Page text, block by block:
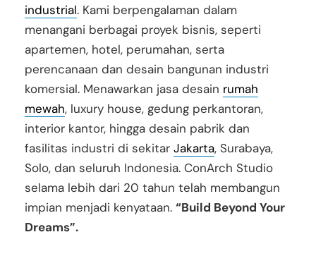
industrial. Kami berpengalaman dalam
menangani berbagai proyek bisnis, seperti
apartemen, hotel, perumahan, serta
perencanaan dan desain bangunan industri
komersial. Menawarkan jasa desain rumah
mewah, luxury house, gedung perkantoran,
interior kantor, hingga desain pabrik dan
fasilitas industri di sekitar Jakarta, Surabaya,
Solo, dan seluruh Indonesia. ConArch Studio
selama lebih dari 20 tahun telah membangun
impian menjadi kenyataan. “Build Beyond Your
Dreams”.